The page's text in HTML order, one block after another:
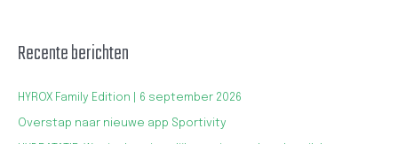
Recente berichten
HYROX Family Edition | 6 september 2026
Overstap naar nieuwe app Sportivity